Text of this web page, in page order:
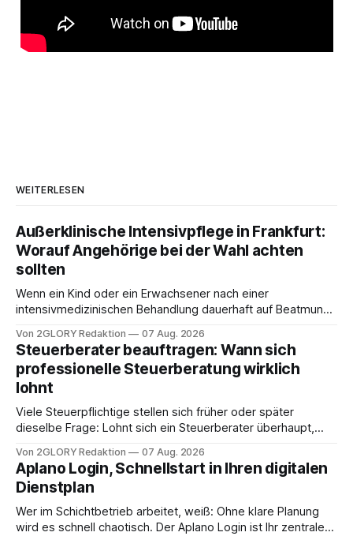
WEITERLESEN
Außerklinische Intensivpflege in Frankfurt:
Worauf Angehörige bei der Wahl achten
sollten
Wenn ein Kind oder ein Erwachsener nach einer
intensivmedizinischen Behandlung dauerhaft auf Beatmung
angewiesen ist, stellt sich für Familien eine schwierige
Frage: Muss die Versorgung dauerhaft in der Klinik bleiben –
oder ist ein Leben zu Hause möglich? Die außerklinische
Intensivpflege bietet genau diese Alternative: Sie
Von 2GLORY Redaktion 07 Aug. 2026
Steuerberater beauftragen: Wann sich
professionelle Steuerberatung wirklich
lohnt
Viele Steuerpflichtige stellen sich früher oder später
dieselbe Frage: Lohnt sich ein Steuerberater überhaupt,
erledigen? Die kurze Antwort: Bei einfachen
Einkommensverhältnissen reicht häufig eine Steuersoftware
aus – sobald jedoch mehrere Einkunftsarten
zusammentreffen oder größere finanzielle Veränderungen
anstehen, zahlt sich professionelle Unterstützung meist
Von 2GLORY Redaktion 07 Aug. 2026
Aplano Login, Schnellstart in Ihren digitalen
Dienstplan
Wer im Schichtbetrieb arbeitet, weiß: Ohne klare Planung
wird es schnell chaotisch. Der Aplano Login ist Ihr zentraler